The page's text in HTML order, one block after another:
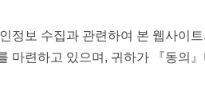
정보 수집과 관련하여 본 웹사이
마련하고 있으며, 귀하가 『동의